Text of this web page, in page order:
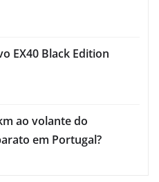
EX40 Black Edition
ao volante do
em Portugal?